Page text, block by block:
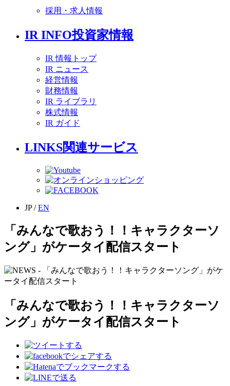
採用・求人情報
IR INFO投資家情報
IR 情報トップ
IR ニュース
経営情報
財務情報
IR ライブラリ
株式情報
IR ガイド
LINKS関連サービス
JP/EN
「みんなで歌おう！！キャラクターソ
ング」がケータイ配信スタート
「みんなで歌おう！！キャラクターソ
ング」がケータイ配信スタート